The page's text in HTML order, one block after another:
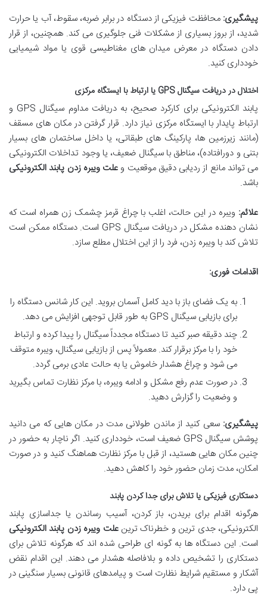
پیشگیری: محافظت فیزیکی از دستگاه در برابر ضربه، سقوط، آب یا حرارت
شدید، از بروز بسیاری از مشکلات فنی جلوگیری می کند. همچنین، از قرار
دادن دستگاه در معرض میدان های مغناطیسی قوی یا مواد شیمیایی
خودداری کنید.
اختلال در دریافت سیگنال GPS یا ارتباط با ایستگاه مرکزی
پابند الکترونیکی برای کارکرد صحیح، به دریافت مداوم سیگنال GPS و
ارتباط پایدار با ایستگاه مرکزی نیاز دارد. قرار گرفتن در مکان های مسقف
(مانند زیرزمین ها، پارکینگ های طبقاتی، یا داخل ساختمان های بسیار
بتنی و دورافتاده)، مناطق با سیگنال ضعیف، یا وجود تداخلات الکترونیکی
می تواند مانع از ردیابی دقیق موقعیت و علت ویبره زدن پابند الکترونیکی
باشد.
علائم: ویبره در این حالت، اغلب با چراغ قرمز چشمک زن همراه است که
نشان دهنده مشکل در دریافت سیگنال GPS است. دستگاه ممکن است
تلاش کند با ویبره زدن، فرد را از این اختلال مطلع سازد.
اقدامات فوری:
به یک فضای باز با دید کامل آسمان بروید. این کار شانس دستگاه را
برای بازیابی سیگنال GPS به طور قابل توجهی افزایش می دهد.
چند دقیقه صبر کنید تا دستگاه مجدداً سیگنال را پیدا کرده و ارتباط
خود را با مرکز برقرار کند. معمولاً پس از بازیابی سیگنال، ویبره متوقف
می شود و چراغ هشدار خاموش یا به حالت عادی برمی گردد.
در صورت عدم رفع مشکل و ادامه ویبره، با مرکز نظارت تماس بگیرید
و وضعیت را گزارش دهید.
پیشگیری: سعی کنید از ماندن طولانی مدت در مکان هایی که می دانید
پوشش سیگنال GPS ضعیف است، خودداری کنید. اگر ناچار به حضور در
چنین مکان هایی هستید، از قبل با مرکز نظارت هماهنگ کنید و در صورت
امکان، مدت زمان حضور خود را کاهش دهید.
دستکاری فیزیکی یا تلاش برای جدا کردن پابند
هرگونه اقدام برای بریدن، باز کردن، آسیب رساندن یا جداسازی پابند
الکترونیکی، جدی ترین و خطرناک ترینعلت ویبره زدن پابند الکترونیکی
است. این دستگاه ها به گونه ای طراحی شده اند که هرگونه تلاش برای
دستکاری را تشخیص داده و بلافاصله هشدار می دهند. این اقدام نقض
آشکار و مستقیم شرایط نظارت است و پیامدهای قانونی بسیار سنگینی در
پی دارد.